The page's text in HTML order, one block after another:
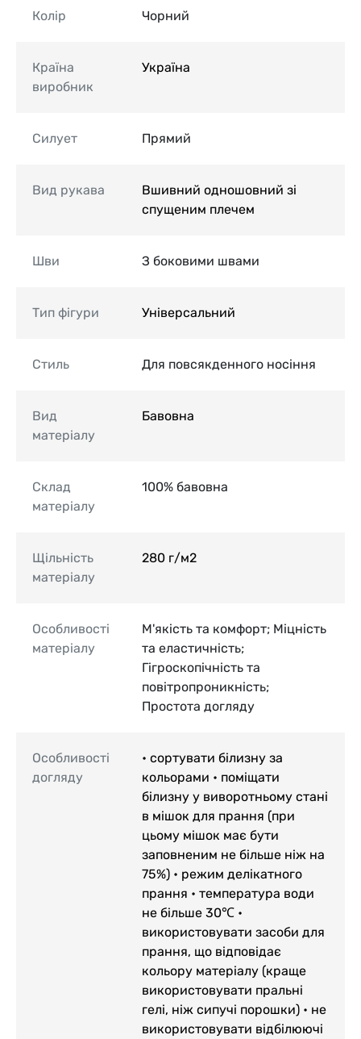
Колір Чорний
Країна
виробник
Україна
Силует Прямий
Вид рукава
Вшивний одношовний зі
спущеним плечем
Шви З боковими швами
Тип фігури Універсальний
Стиль Для повсякденного носіння
Вид
матеріалу
Бавовна
Склад
матеріалу
100% бавовна
Щільність
матеріалу
280 г/м2
Особливості
матеріалу
М'якість та комфорт; Міцність
та еластичність;
Гігроскопічність та
повітропроникність;
Простота догляду
Особливості
догляду
• сортувати білизну за
кольорами • поміщати
білизну у виворотньому стані
в мішок для прання (при
цьому мішок має бути
заповненим не більше ніж на
75%) • режим делікатного
прання • температура води
не більше 30℃ •
використовувати засоби для
прання, що відповідає
кольору матеріалу (краще
використовувати пральні
гелі, ніж сипучі порошки) • не
використовувати відбілюючі